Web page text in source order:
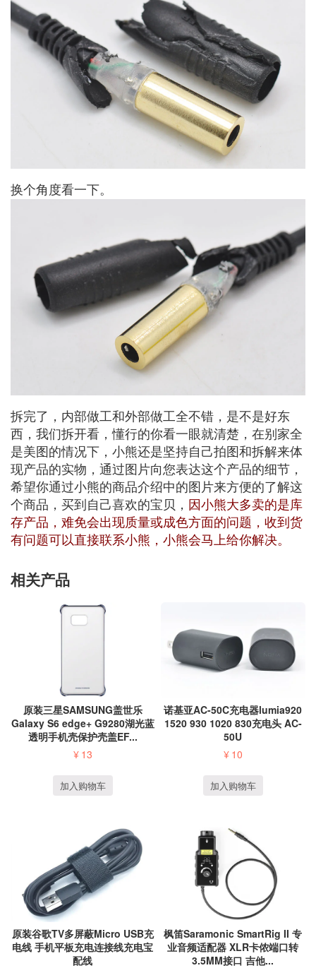
换个角度看一下。
拆完了，内部做工和外部做工全不错，是不是好东
西，我们拆开看，懂行的你看一眼就清楚，在别家全
是美图的情况下，小熊还是坚持自己拍图和拆解来体
现产品的实物，通过图片向您表达这个产品的细节，
希望你通过小熊的商品介绍中的图片来方便的了解这
个商品，买到自己喜欢的宝贝， 因小熊大多卖的是库
存产品，难免会出现质量或成色方面的问题，收到货
有问题可以直接联系小熊，小熊会马上给你解决。
相关产品
原装三星SAMSUNG盖世乐
Galaxy S6 edge+ G9280湖光蓝
透明手机壳保护壳盖EF...
¥ 13
加入购物车
诺基亚AC-50C充电器lumia920
1520 930 1020 830充电头 AC-
50U
¥ 10
加入购物车
原装谷歌TV多屏蔽Micro USB充
电线 手机平板充电连接线充电宝
配线
枫笛Saramonic SmartRig II 专
业音频适配器 XLR卡侬端口转
3.5MM接口 吉他...